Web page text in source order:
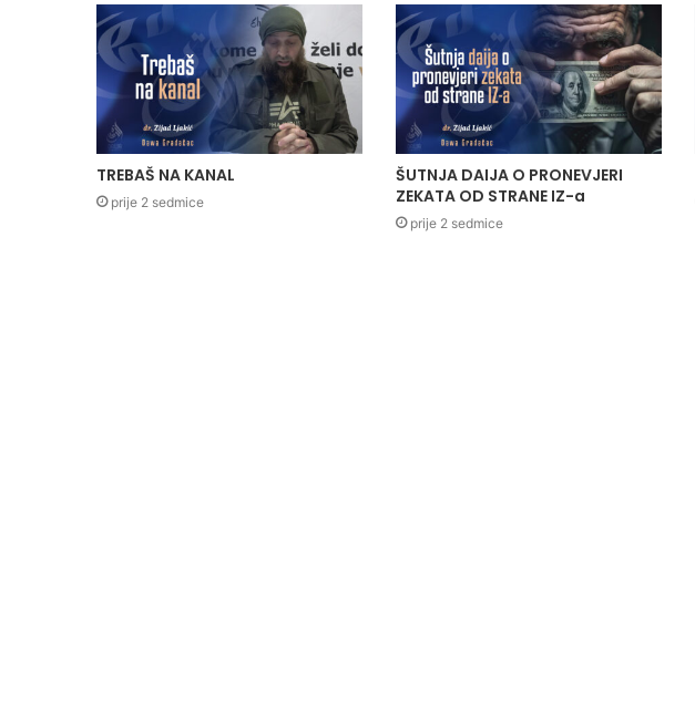
TREBAŠ NA KANAL
prije 2 sedmice
ŠUTNJA DAIJA O PRONEVJERI
ZEKATA OD STRANE IZ-a
prije 2 sedmice